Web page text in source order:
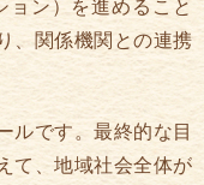
ン）を進めること
、関係機関との連携
ルです。最終的な目
て、地域社会全体が